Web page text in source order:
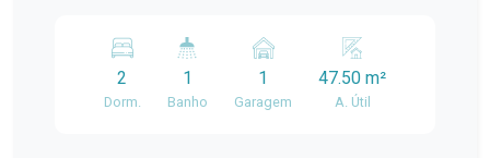
2
Dorm.
1
Banho
1
Garagem
47.50 m²
A. Útil